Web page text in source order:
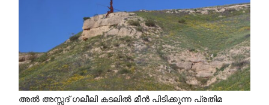
അൽ അസ്സദ് ഗലീലി കടലിൽ മീൻ പിടിക്കുന്ന പ്രതിമ